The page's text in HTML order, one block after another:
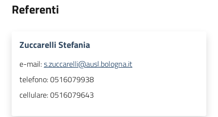
Referenti
Zuccarelli Stefania
e-mail:s.zuccarelli@ausl.bologna.it
telefono:0516079938
cellulare:0516079643